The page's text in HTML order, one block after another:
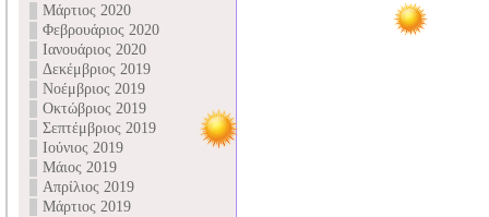
Μάρτιος 2020
Φεβρουάριος 2020
Ιανουάριος 2020
Δεκέμβριος 2019
Νοέμβριος 2019
Οκτώβριος 2019
Σεπτέμβριος 2019
Ιούνιος 2019
Μάιος 2019
Απρίλιος 2019
Μάρτιος 2019